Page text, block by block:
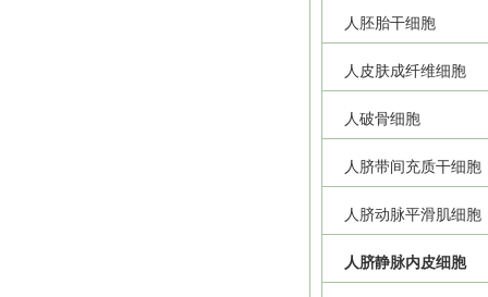
人胚胎干细胞
人皮肤成纤维细胞
人破骨细胞
人脐带间充质干细胞
人脐动脉平滑肌细胞
人脐静脉内皮细胞